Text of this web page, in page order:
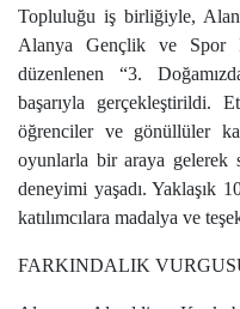
Topluluğu iş birliğiyle,
Alanya Gençlik ve Spor
düzenlenen “3.
başarıyla gerçekleştirildi.
öğrenciler ve gönüllüler
oyunlarla bir araya gelerek
deneyimi yaşadı. Yaklaşık
katılımcılara madalya ve
FARKINDALIK